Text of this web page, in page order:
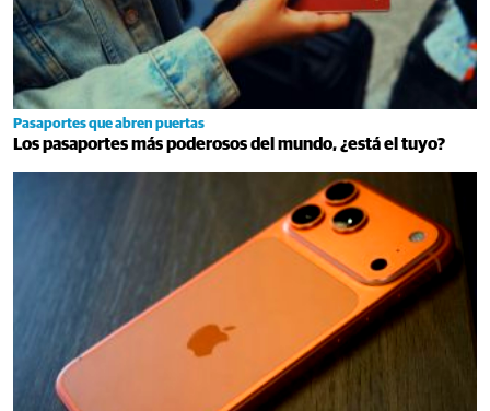
Pasaportes que abren puertas
Los pasaportes más poderosos del mundo, ¿está el tuyo?